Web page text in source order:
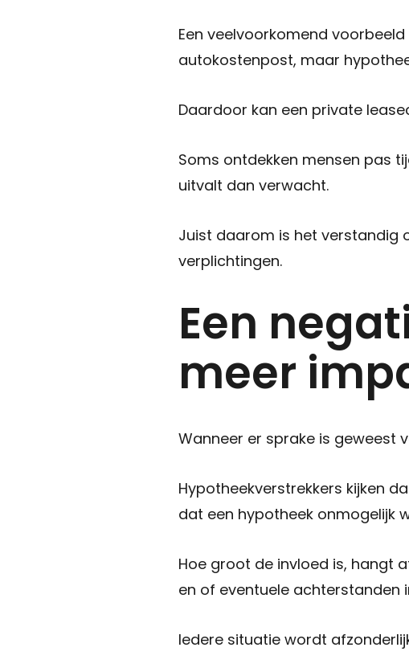
Een veelvoorkomend
autokostenpost, maar
Daardoor kan een private
Soms ontdekken mensen pas
uitvalt dan verwacht.
Juist daarom is het verstandig
verplichtingen.
Een
meer
Wanneer er sprake is geweest
Hypotheekverstrekkers kijken
dat een hypotheek onmogelijk
Hoe groot de invloed is, hangt
en of eventuele achterstanden
Iedere situatie wordt